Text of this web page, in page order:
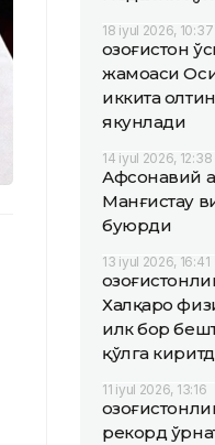
18 iyul 2026, 10:37
Қозоғистон
жамоаси
иккита
якунлади
14 iyul 2026, 12:38
Афсонавий
Манғистау
буюрди
13 iyul 2026, 16:41
Халқаро
илк бор
қўлга
11 iyul 2026, 13:16
рекорд